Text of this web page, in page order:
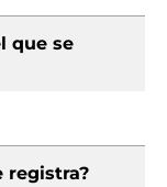
que se
registra?